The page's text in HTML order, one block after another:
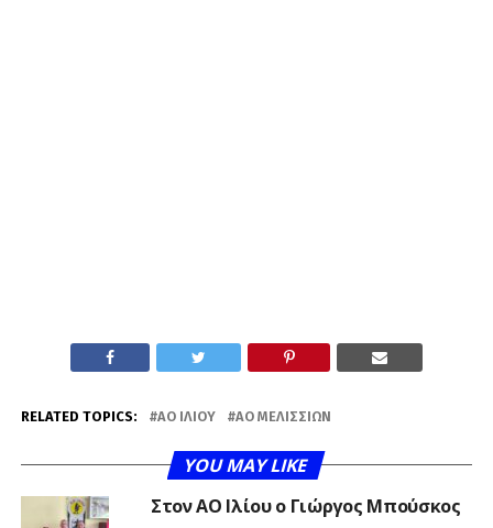
RELATED TOPICS: ΑΟ ΙΛΊΟΥ ΑΟ ΜΕΛΙΣΣΊΩΝ
YOU MAY LIKE
Στον ΑΟ Ιλίου ο Γιώργος Μπούσκος